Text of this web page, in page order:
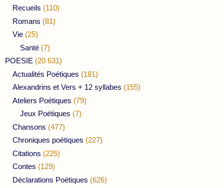
Recueils (110)
Romans (81)
Vie (25)
Santé (7)
POESIE (20 631)
Actualités Poétiques (181)
Alexandrins et Vers + 12 syllabes (155)
Ateliers Poétiques (79)
Jeux Poétiques (7)
Chansons (477)
Chroniques poétiques (227)
Citations (225)
Contes (129)
Déclarations Poétiques (626)